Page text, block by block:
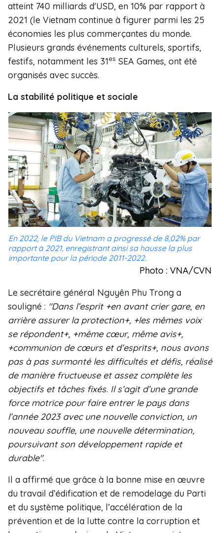
atteint 740 milliards d'USD, en 10% par rapport à
2021 (le Vietnam continue à figurer parmi les 25
économies les plus commerçantes du monde.
Plusieurs grands événements culturels, sportifs,
festifs, notamment les 31es SEA Games, ont été
organisés avec succès.
La stabilité politique et sociale
En 2022, le PIB du Vietnam a progressé de 8,02% par
rapport à 2021, enregistrant ainsi sa hausse la plus
importante pour la période 2011-2022.
Photo : VNA/CVN
Le secrétaire général Nguyên Phu Trong a
souligné : "Dans l’esprit +en avant crier gare, en
arrière assurer la protection+, +les mêmes voix
se répondent+, +même cœur, même avis+,
+communion de cœurs et d’esprits+, nous avons
pas à pas surmonté les difficultés et défis, réalisé
de manière fructueuse et assez complète les
objectifs et tâches fixés. Il s’agit d’une grande
force motrice pour faire entrer le pays dans
l’année 2023 avec une nouvelle conviction, un
nouveau souffle, une nouvelle détermination,
poursuivant son développement rapide et
durable".
Il a affirmé que grâce à la bonne mise en œuvre
du travail d’édification et de remodelage du Parti
et du système politique, l’accélération de la
prévention et de la lutte contre la corruption et